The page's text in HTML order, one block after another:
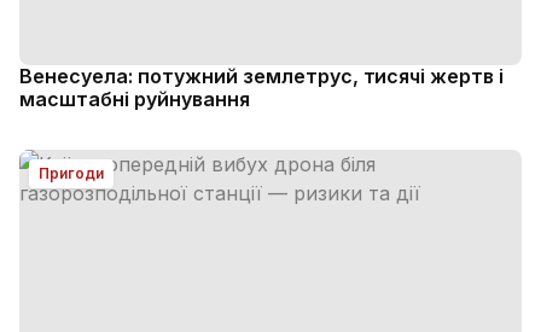
Венесуела: потужний землетрус, тисячі жертв і
масштабні руйнування
Пригоди